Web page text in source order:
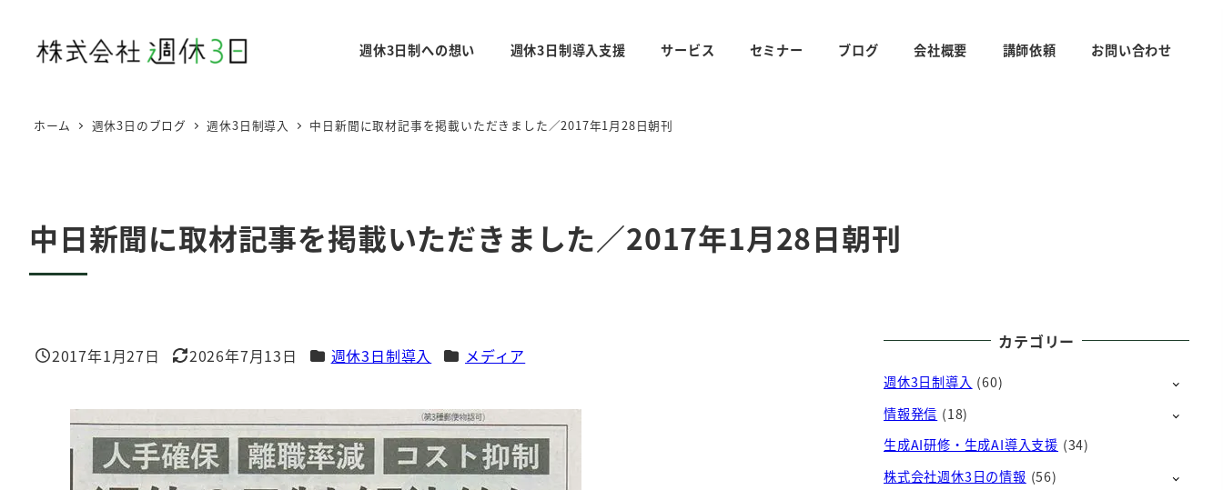
週休3日制への想い 週休3日制導入支援 サービス セミナー ブログ 会社概要 講師依頼 お問い合わせ
ホーム 週休3日のブログ 週休3日制導入 中日新聞に取材記事を掲載いただきました／2017年1月28日朝刊
中日新聞に取材記事を掲載いただきました／2017年1月28日朝刊
投稿日
2017年1月27日
更新日
2026年7月13日 カテゴリー
週休3日制導入 カテゴリー
メディア
カテゴリー
週休3日制導入 (60)
情報発信 (18)
生成AI研修・生成AI導入支援 (34)
株式会社週休3日の情報 (56)